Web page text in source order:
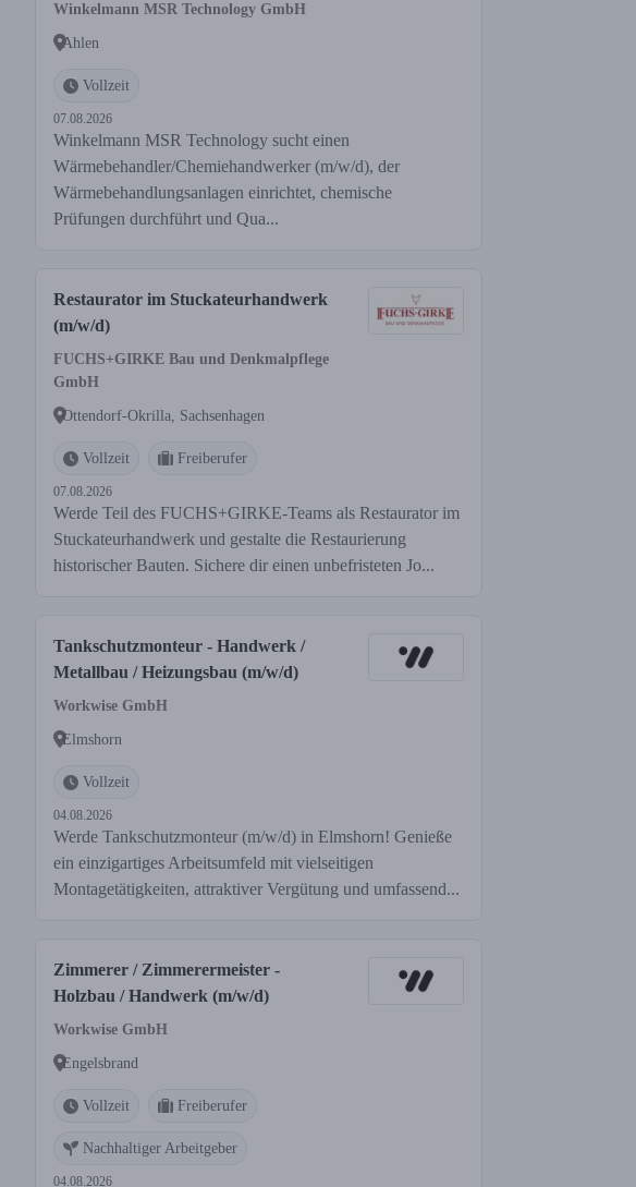
Winkelmann MSR Technology GmbH
Ahlen
Vollzeit
07.08.2026
Winkelmann MSR Technology sucht einen
Wärmebehandler/Chemiehandwerker (m/w/d), der
Wärmebehandlungsanlagen einrichtet, chemische
Prüfungen durchführt und Qua...
Restaurator im Stuckateurhandwerk
(m/w/d)
FUCHS+GIRKE Bau und Denkmalpflege
GmbH
Ottendorf-Okrilla, Sachsenhagen
Vollzeit Freiberufer
07.08.2026
Werde Teil des FUCHS+GIRKE-Teams als Restaurator im
Stuckateurhandwerk und gestalte die Restaurierung
historischer Bauten. Sichere dir einen unbefristeten Jo...
Tankschutzmonteur - Handwerk /
Metallbau / Heizungsbau (m/w/d)
Workwise GmbH
Elmshorn
Vollzeit
04.08.2026
Werde Tankschutzmonteur (m/w/d) in Elmshorn! Genieße
ein einzigartiges Arbeitsumfeld mit vielseitigen
Montagetätigkeiten, attraktiver Vergütung und umfassend...
Zimmerer / Zimmerermeister -
Holzbau / Handwerk (m/w/d)
Workwise GmbH
Engelsbrand
Vollzeit Freiberufer
Nachhaltiger Arbeitgeber
04.08.2026